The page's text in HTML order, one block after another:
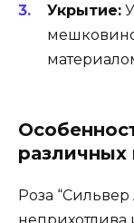
Укрытие:
различных
Роза